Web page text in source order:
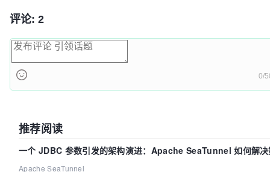
评论: 2
0/
推荐阅读
一个 JDBC 参数引发的架构演进：Apache SeaTunnel 如何解
中的“定时 Flush”难题
Apache SeaTunnel